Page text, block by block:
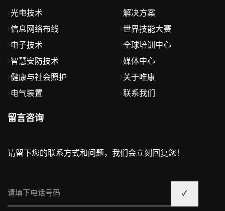
光电技术
信息网络布线
电子技术
智慧安防技术
健康与社会照护
电气装置
解决方案
世界技能大赛
全球培训中心
媒体中心
关于唯康
联系我们
留言咨询
请留下您的联系方式和问题，我们会立刻回复您！